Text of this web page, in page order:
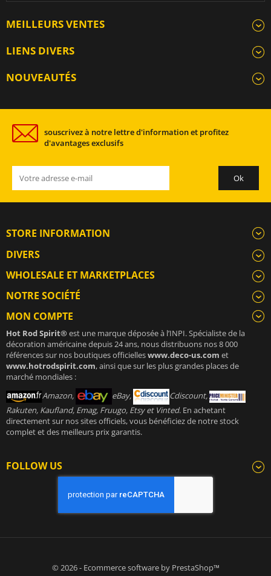
MEILLEURS VENTES
LIENS DIVERS
NOUVEAUTÉS
souscrivez à notre lettre d'information et profitez
d'avantages exclusifs
STORE INFORMATION
DIVERS
WHOLESALE ET MARKETPLACES
NOTRE SOCIÉTÉ
MON COMPTE
Hot Rod Spirit®est une marque déposée à l’INPI. Spécialiste de la
décoration américaine depuis 24 ans, nous distribuons nos 8 000
références sur nos boutiques officielleswww.deco-us.com et
www.hotrodspirit.com, ainsi que sur les plus grandes places de
marché mondiales :
Amazon,
eBay,
Cdiscount,
Rakuten, Kaufland, Emag, Fruugo, Etsy et Vinted. En achetant
directement sur nos sites officiels, vous bénéficiez de notre stock
complet et des meilleurs prix garantis.
FOLLOW US
© 2026 - Ecommerce software by PrestaShop™